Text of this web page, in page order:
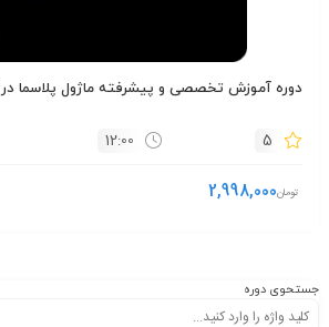
دوره آموزش تخصصی و پیشرفته ماژول پلاسما
5
12:00
تومان2,998,000
جستحوی دوره